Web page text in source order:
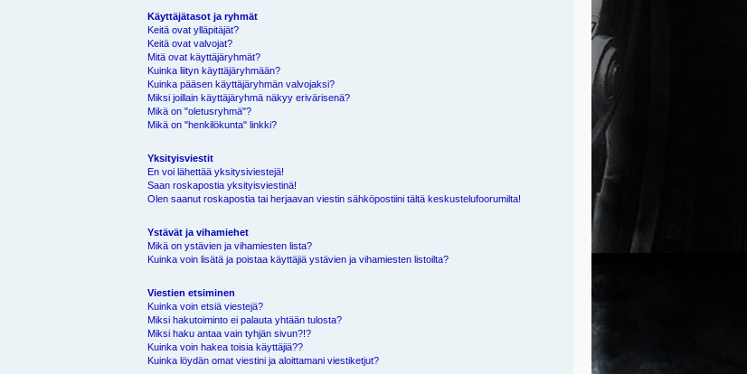
Käyttäjätasot ja ryhmät
Keitä ovat ylläpitäjät?
Keitä ovat valvojat?
Mitä ovat käyttäjäryhmät?
Kuinka liityn käyttäjäryhmään?
Kuinka pääsen käyttäjäryhmän valvojaksi?
Miksi joillain käyttäjäryhmä näkyy erivärisenä?
Mikä on "oletusryhmä"?
Mikä on "henkilökunta" linkki?
Yksityisviestit
En voi lähettää yksitysiviestejä!
Saan roskapostia yksityisviestinä!
Olen saanut roskapostia tai herjaavan viestin sähköpostiini tältä keskustelufoorumilta!
Ystävät ja vihamiehet
Mikä on ystävien ja vihamiesten lista?
Kuinka voin lisätä ja poistaa käyttäjiä ystävien ja vihamiesten listoilta?
Viestien etsiminen
Kuinka voin etsiä viestejä?
Miksi hakutoiminto ei palauta yhtään tulosta?
Miksi haku antaa vain tyhjän sivun?!?
Kuinka voin hakea toisia käyttäjiä??
Kuinka löydän omat viestini ja aloittamani viestiketjut?